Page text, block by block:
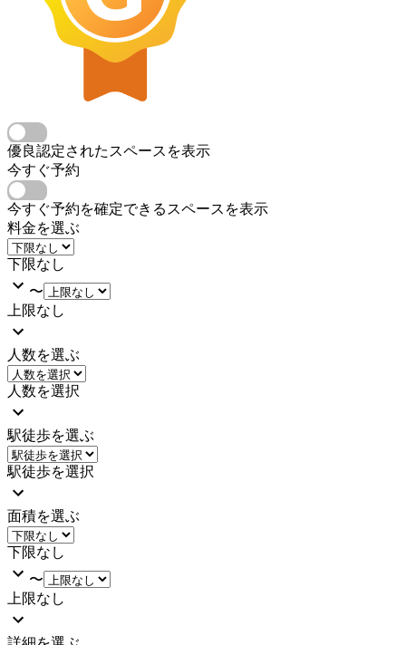
優良認定されたスペースを表示
今すぐ予約
今すぐ予約を確定できるスペースを表示
料金を選ぶ
下限なし
〜
上限なし
人数を選ぶ
人数を選択
駅徒歩を選ぶ
駅徒歩を選択
面積を選ぶ
下限なし
〜
上限なし